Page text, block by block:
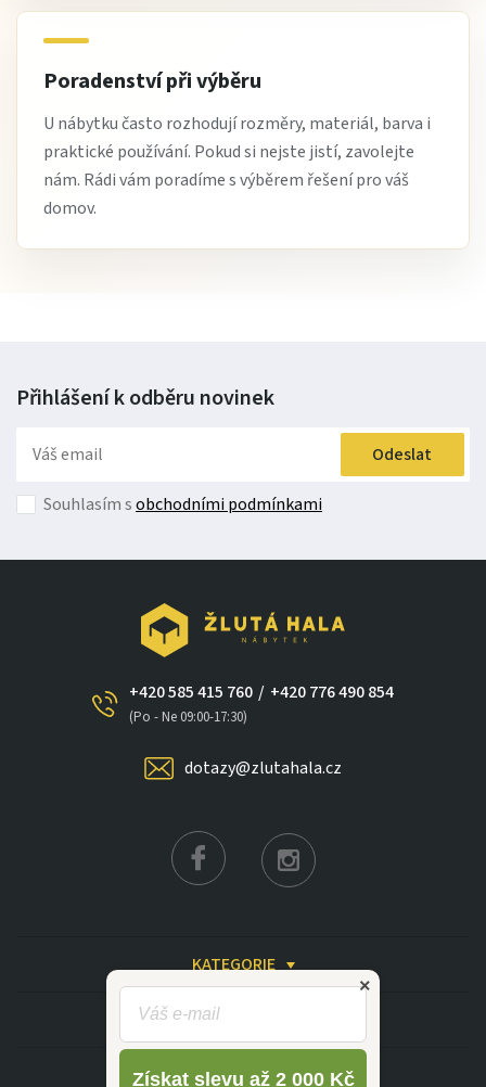
Poradenství při výběru
U nábytku často rozhodují rozměry, materiál, barva i
praktické používání. Pokud si nejste jistí, zavolejte
nám. Rádi vám poradíme s výběrem řešení pro váš
domov.
Přihlášení k odběru novinek
Odeslat
Souhlasím sobchodními podmínkami
+420 585 415 760
(Po - Ne 09:00-17:30)
/ +420 776 490 854
dotazy@zlutahala.cz
KATEGORIE
INFORMACE
Získat slevu až 2 000 Kč